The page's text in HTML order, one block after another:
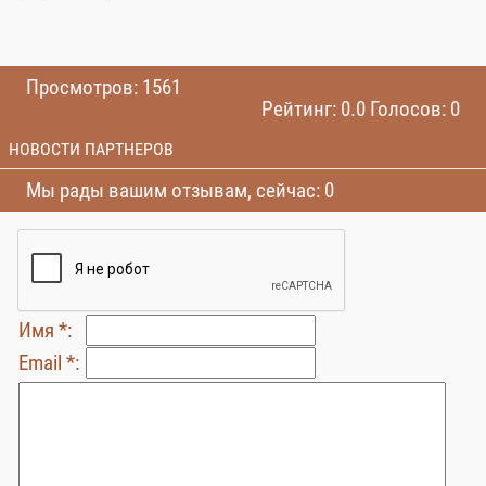
Просмотров: 1561
Рейтинг: 0.0 Голосов: 0
НОВОСТИ ПАРТНЕРОВ
Мы рады вашим отзывам, сейчас: 0
Имя *:
Email *: